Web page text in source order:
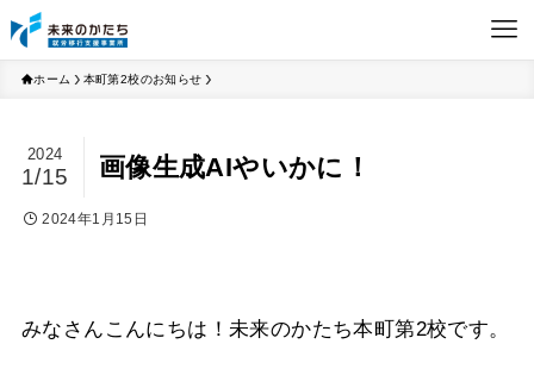
ホーム 本町第2校のお知らせ
画像生成AIやいかに！
2024
1/15
2024年1月15日
みなさんこんにちは！未来のかたち本町第2校です。